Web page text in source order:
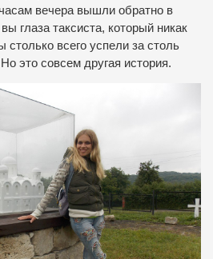
вечера вышли обратно в
глаза таксиста, который никак
столько всего успели за столь
это совсем другая история.